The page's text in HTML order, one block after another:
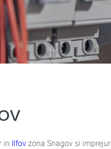
in Ilfovzona Snagov si